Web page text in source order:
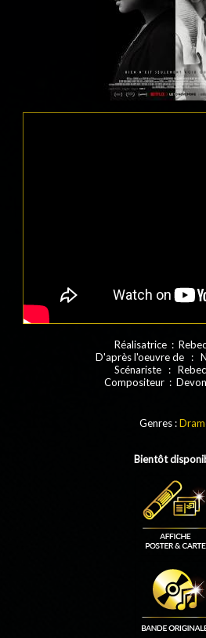
Réalisatrice :
D'après l'oeuvre de :
Scénariste :
Compositeur :
Genres :
Bientôt